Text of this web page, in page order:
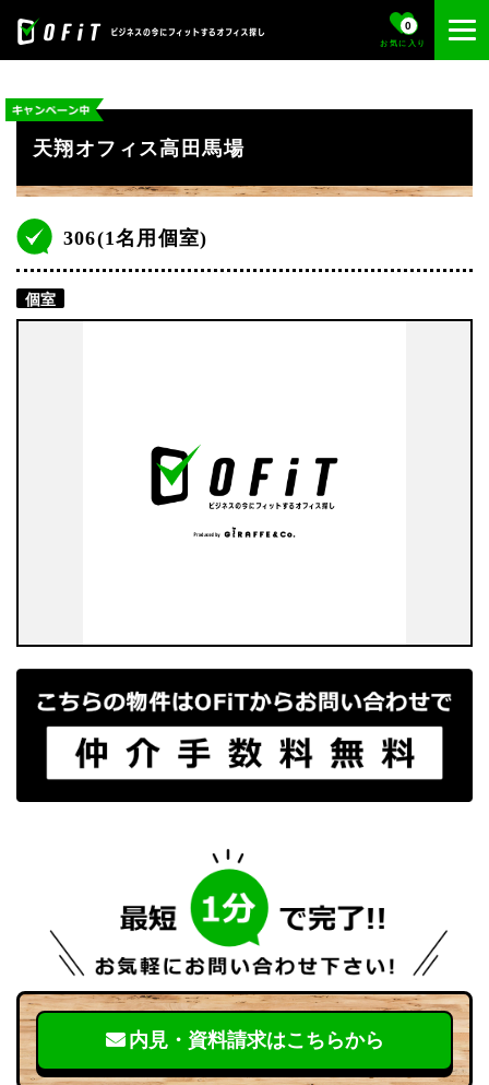
お気に入り
0
天翔オフィス高田馬場
306(1名用個室)
個室
内見・資料請求はこちらから